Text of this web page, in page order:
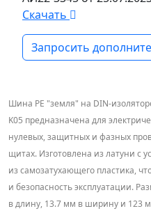
Скачать
Запросить
Шина PE "земля" на DIN-
K05 предназначена для
нулевых, защитных и фазных
щитах. Изготовлена из латуни с
из самозатухающего пластика,
и безопасность эксплуатации.
в длину, 13.7 мм в ширину и 123